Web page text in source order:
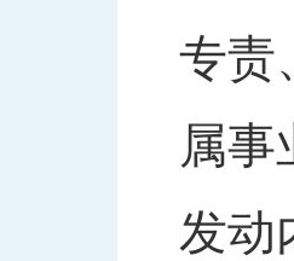
专责
属事
发动